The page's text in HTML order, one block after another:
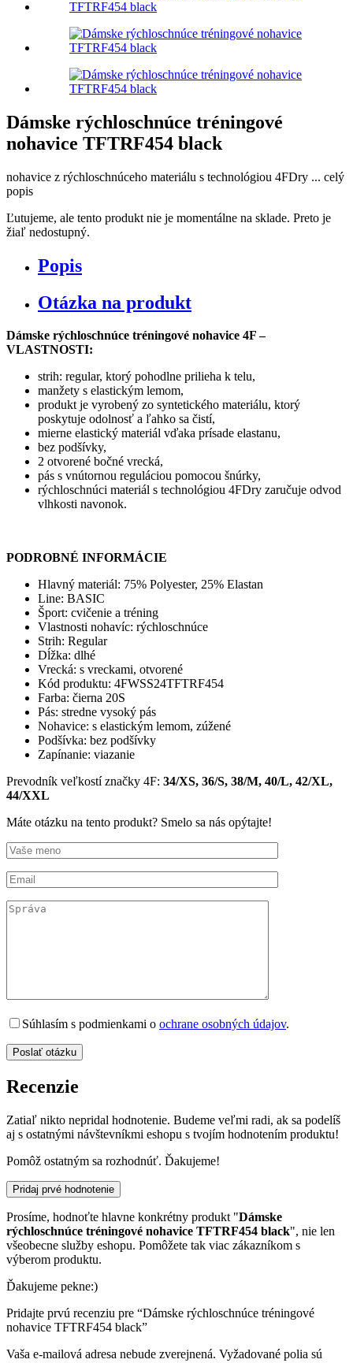
Dámske rýchloschnúce tréningové
nohavice TFTRF454 black
nohavice z rýchloschnúceho materiálu s technológiou 4FDry ... celý
popis
Ľutujeme, ale tento produkt nie je momentálne na sklade. Preto je
žiaľ nedostupný.
Popis
Otázka na produkt
Dámske rýchloschnúce tréningové nohavice 4F –
VLASTNOSTI:
strih: regular, ktorý pohodlne prilieha k telu,
manžety s elastickým lemom,
produkt je vyrobený zo syntetického materiálu, ktorý
poskytuje odolnosť a ľahko sa čistí,
mierne elastický materiál vďaka prísade elastanu,
bez podšívky,
2 otvorené bočné vrecká,
pás s vnútornou reguláciou pomocou šnúrky,
rýchloschnúci materiál s technológiou 4FDry zaručuje odvod
vlhkosti navonok.
PODROBNÉ INFORMÁCIE
Hlavný materiál: 75% Polyester, 25% Elastan
Line: BASIC
Šport: cvičenie a tréning
Vlastnosti nohavíc: rýchloschnúce
Strih: Regular
Dĺžka: dlhé
Vrecká: s vreckami, otvorené
Kód produktu: 4FWSS24TFTRF454
Farba: čierna 20S
Pás: stredne vysoký pás
Nohavice: s elastickým lemom, zúžené
Podšívka: bez podšívky
Zapínanie: viazanie
Prevodník veľkostí značky 4F: 34/XS, 36/S, 38/M, 40/L, 42/XL,
44/XXL
Máte otázku na tento produkt? Smelo sa nás opýtajte!
Súhlasím s podmienkami o ochrane osobných údajov.
Recenzie
Zatiaľ nikto nepridal hodnotenie. Budeme veľmi radi, ak sa podelíš
aj s ostatnými návštevníkmi eshopu s tvojím hodnotením produktu!
Pomôž ostatným sa rozhodnúť. Ďakujeme!
Pridaj prvé hodnotenie
Prosíme, hodnoťte hlavne konkrétny produkt "Dámske
rýchloschnúce tréningové nohavice TFTRF454 black", nie len
všeobecne služby eshopu. Pomôžete tak viac zákazníkom s
výberom produktu.
Ďakujeme pekne:)
Pridajte prvú recenziu pre “Dámske rýchloschnúce tréningové
nohavice TFTRF454 black”
Vaša e-mailová adresa nebude zverejnená. Vyžadované polia sú